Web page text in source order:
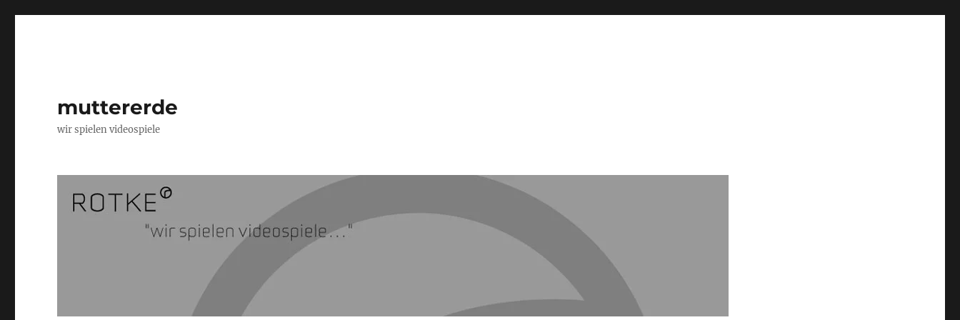
muttererde
wir spielen videospiele